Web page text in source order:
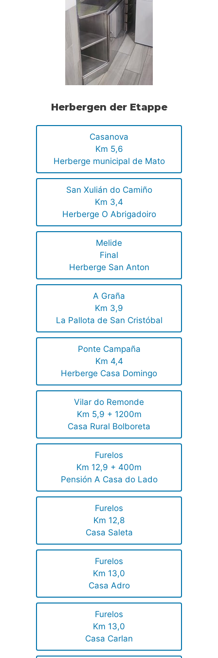
Herbergen der Etappe
Casanova
Km 5,6
Herberge municipal de Mato
San Xulián do Camiño
Km 3,4
Herberge O Abrigadoiro
Melide
Final
Herberge San Anton
A Graña
Km 3,9
La Pallota de San Cristóbal
Ponte Campaña
Km 4,4
Herberge Casa Domingo
Vilar do Remonde
Km 5,9 + 1200m
Casa Rural Bolboreta
Furelos
Km 12,9 + 400m
Pensión A Casa do Lado
Furelos
Km 12,8
Casa Saleta
Furelos
Km 13,0
Casa Adro
Furelos
Km 13,0
Casa Carlan